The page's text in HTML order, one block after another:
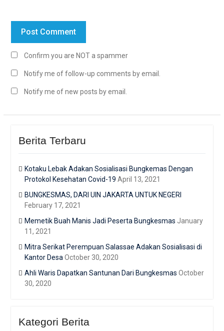
Confirm you are NOT a spammer
Notify me of follow-up comments by email.
Notify me of new posts by email.
Berita Terbaru
Kotaku Lebak Adakan Sosialisasi Bungkemas Dengan
Protokol Kesehatan Covid-19 April 13, 2021
BUNGKESMAS, DARI UIN JAKARTA UNTUK NEGERI
February 17, 2021
Memetik Buah Manis Jadi Peserta Bungkesmas January
11, 2021
Mitra Serikat Perempuan Salassae Adakan Sosialisasi di
Kantor Desa October 30, 2020
Ahli Waris Dapatkan Santunan Dari Bungkesmas October
30, 2020
Kategori Berita